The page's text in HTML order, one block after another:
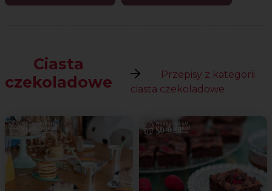
Ciasta
czekoladowe
Przepisy z kategorii
ciasta czekoladowe